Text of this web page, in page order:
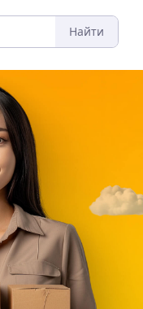
Найти